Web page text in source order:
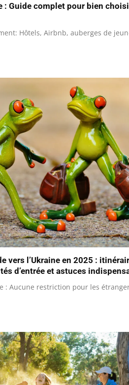
: Guide complet pour bien
Hôtels, Airbnb, auberges de
vers l’Ukraine en 2025 :
d’entrée et astuces
: Aucune restriction pour les